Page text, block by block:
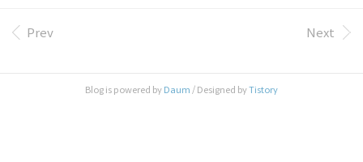
미국산 차량(초창기 테슬라들)이 이용 가능해지는 거
ㅋㅋ테잘알이네 ㅋㅋㅋ 테슬라는 원래시간 약속을
Prev Next
Blog is powered by Daum / Designed byTistory